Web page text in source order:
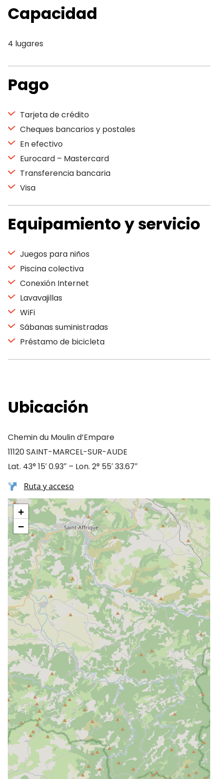
Capacidad
4 lugares
Pago
Tarjeta de crédito
Cheques bancarios y postales
En efectivo
Eurocard – Mastercard
Transferencia bancaria
Visa
Equipamiento y servicio
Juegos para niños
Piscina colectiva
Conexión Internet
Lavavajillas
WiFi
Sábanas suministradas
Préstamo de bicicleta
Ubicación
Chemin du Moulin d’Empare
11120 SAINT-MARCEL-SUR-AUDE
Lat. 43° 15′ 0.93″ – Lon. 2° 55′ 33.67″
Ruta y acceso
+
−